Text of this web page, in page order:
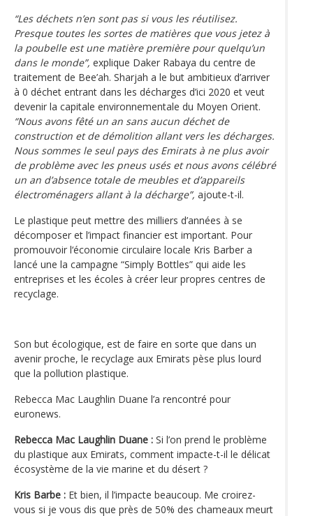
“Les déchets n’en sont pas si vous les réutilisez.
Presque toutes les sortes de matières que vous jetez à
la poubelle est une matière première pour quelqu’un
dans le monde”, explique Daker Rabaya du centre de
traitement de Bee’ah. Sharjah a le but ambitieux d’arriver
à 0 déchet entrant dans les décharges d’ici 2020 et veut
devenir la capitale environnementale du Moyen Orient.
“Nous avons fêté un an sans aucun déchet de
construction et de démolition allant vers les décharges.
Nous sommes le seul pays des Emirats à ne plus avoir
de problème avec les pneus usés et nous avons célébré
un an d’absence totale de meubles et d’appareils
électroménagers allant à la décharge”, ajoute-t-il.
Le plastique peut mettre des milliers d’années à se
décomposer et l’impact financier est important. Pour
promouvoir l‘économie circulaire locale Kris Barber a
lancé une la campagne “Simply Bottles” qui aide les
entreprises et les écoles à créer leur propres centres de
recyclage.
Son but écologique, est de faire en sorte que dans un
avenir proche, le recyclage aux Emirats pèse plus lourd
que la pollution plastique.
Rebecca Mac Laughlin Duane l’a rencontré pour
euronews.
Rebecca Mac Laughlin Duane : Si l’on prend le problème
du plastique aux Emirats, comment impacte-t-il le délicat
écosystème de la vie marine et du désert ?
Kris Barbe : Et bien, il l’impacte beaucoup. Me croirez-
vous si je vous dis que près de 50% des chameaux meurt